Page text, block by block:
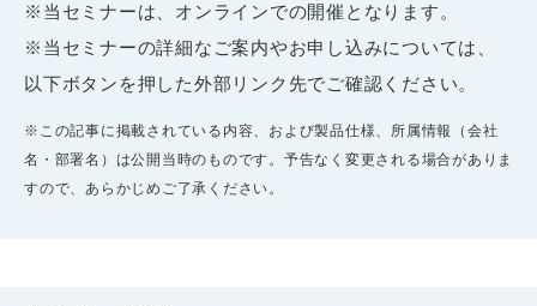
※当セミナーは、オンラインでの開催となります。
※当セミナーの詳細なご案内やお申し込みについては、
以下ボタンを押した外部リンク先でご確認ください。
※この記事に掲載されている内容、および製品仕様、所属情報（会社
名・部署名）は公開当時のものです。予告なく変更される場合がありま
すので、あらかじめご了承ください。